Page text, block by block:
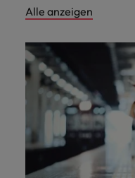
Alle anzeigen